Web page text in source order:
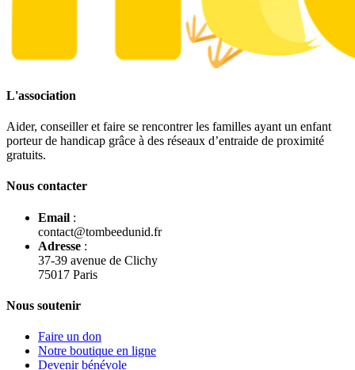
L'association
Aider, conseiller et faire se rencontrer les familles ayant un enfant
porteur de handicap grâce à des réseaux d’entraide de proximité
gratuits.
Nous contacter
Email :
contact@tombeedunid.fr
Adresse :
37-39 avenue de Clichy
75017 Paris
Nous soutenir
Faire un don
Notre boutique en ligne
Devenir bénévole